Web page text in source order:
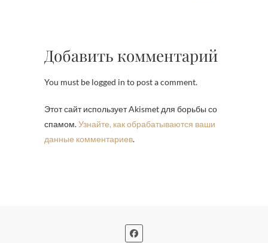
Добавить комментарий
You must be logged in to post a comment.
Этот сайт использует Akismet для борьбы со
спамом.Узнайте, как обрабатываются ваши
данные комментариев.